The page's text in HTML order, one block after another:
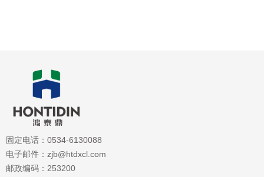
固定电话：0534-6130088
电子邮件：zjb@htdxcl.com
邮政编码：253200